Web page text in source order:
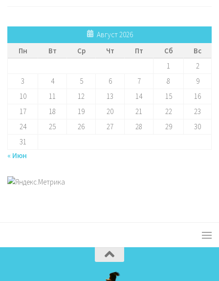
Август 2026
Пн
Вт Ср Чт Пт Сб
Вс
1
2
3
4 5 6 7 8
9
10
11 12 13 14 15
16
17
18 19 20 21 22
23
24
25 26 27 28 29
30
31
« Июн